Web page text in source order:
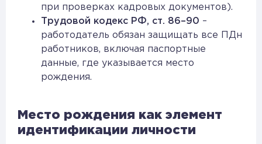
при проверках кадровых документов).
Трудовой кодекс РФ, ст. 86–90 –
работодатель обязан защищать все ПДн
работников, включая паспортные
данные, где указывается место
рождения.
Место рождения как элемент
идентификации личности